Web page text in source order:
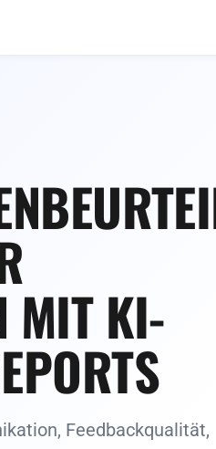
MIT KI-
Feedbackqualität,